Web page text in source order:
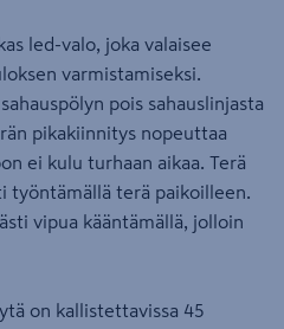
led-valo, joka valaisee
varmistamiseksi.
pois sahauslinjasta
pikakiinnitys nopeuttaa
ei kulu turhaan aikaa. Terä
työntämällä terä paikoilleen.
vipua kääntämällä, jolloin
on kallistettavissa 45